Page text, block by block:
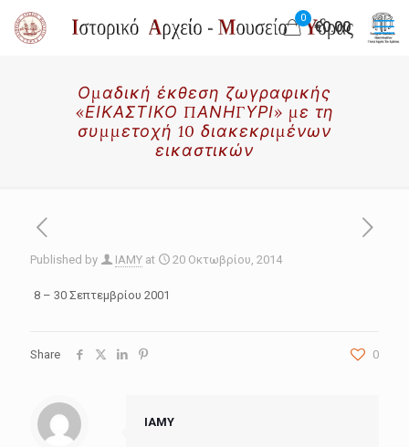
0
€0.00
Ομαδική έκθεση ζωγραφικής
«ΕΙΚΑΣΤΙΚΟ ΠΑΝΗΓΥΡΙ» με τη
συμμετοχή 10 διακεκριμένων
εικαστικών
Published by IAMY at 20 Οκτωβρίου, 2014
8 – 30 Σεπτεμβρίου 2001
Share 0
IAMY